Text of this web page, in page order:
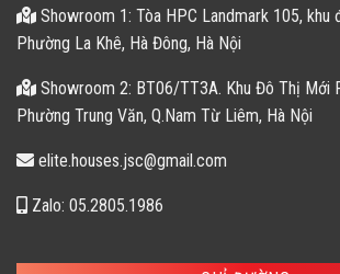
Showroom 1: Tòa HPC Landmark 105, khu
Phường La Khê, Hà Đông, Hà Nội
Showroom 2: BT06/TT3A. Khu Đô Thị Mới
Phường Trung Văn, Q.Nam Từ Liêm, Hà Nội
elite.houses.jsc@gmail.com
Zalo: 05.2805.1986